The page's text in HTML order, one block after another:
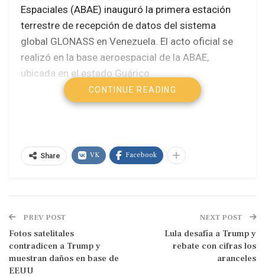
Espaciales (ABAE) inauguró la primera estación
terrestre de recepción de datos del sistema
global GLONASS en Venezuela. El acto oficial se
realizó en la base aeroespacial de la ABAE,
ubicada en el estado Guárico.
Esta estación permitirá captar información
venezolanas destacaron que el proyecto
representa un avance estratégico para el
“La cooperación con Rusia nos
CONTINUE READING
Share VK Facebook
PREV POST
Fotos satelitales
contradicen a Trump y
muestran daños en base de
EEUU
NEXT POST
Lula desafía a Trump y
rebate con cifras los
aranceles